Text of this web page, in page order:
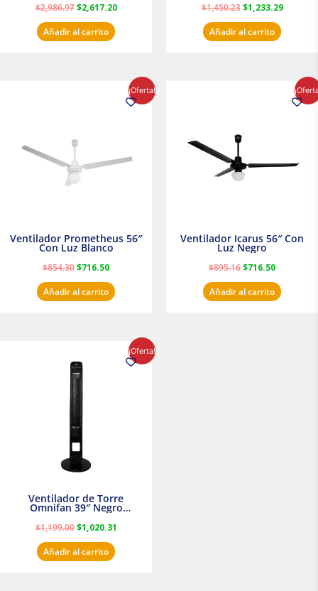
$2,986.97 $2,617.20
Añadir al carrito
$1,450.23 $1,233.29
Añadir al carrito
¡Oferta!
Ventilador Prometheus 56″
Con Luz Blanco
$854.30$716.50
precio
actual
Añadir al carrito
Ventilador Icarus 56″ Con
Luz Negro
$895.16$716.50
precio
actual
Añadir al carrito
¡Oferta!
Ventilador de Torre
Omnifan 39″ Negro
$1,199.00
original
era:
$1,020.31
precio
actual
Añadir al carrito